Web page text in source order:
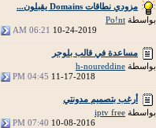
مزودي نطاقات Domains يقبلون...
بواسطة Po!nt
10-24-2019
06:21 AM
مساعدة في قالب بلوجر
بواسطة h-noureddine
11-17-2018
04:45 PM
أرغب بتصميم مدونتي
بواسطة iptv free
10-08-2016
07:40 PM